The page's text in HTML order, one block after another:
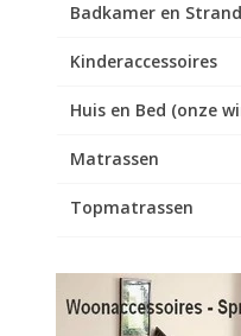
Badkamer en Strand
Kinderaccessoires
Huis en Bed (onze
Matrassen
Topmatrassen